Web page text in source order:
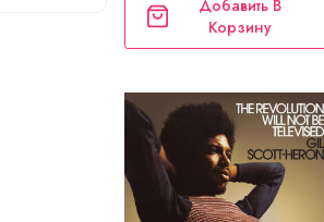
Добавить В
Корзину